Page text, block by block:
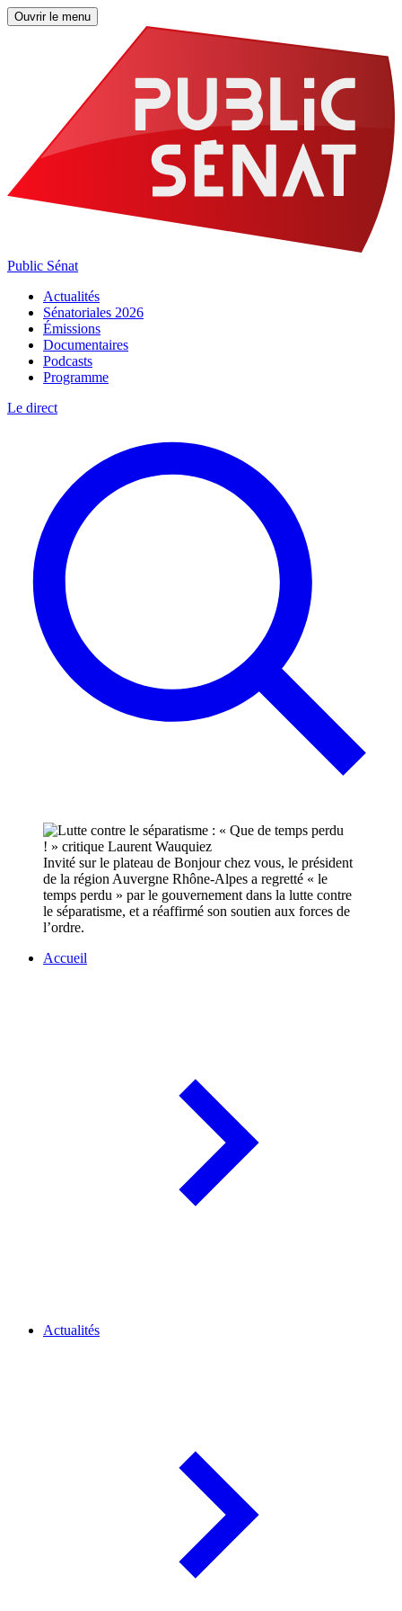
Ouvrir le menu
Public Sénat
Actualités
Sénatoriales 2026
Émissions
Documentaires
Podcasts
Programme
Le direct
Invité sur le plateau de Bonjour chez vous, le président
de la région Auvergne Rhône-Alpes a regretté « le
temps perdu » par le gouvernement dans la lutte contre
le séparatisme, et a réaffirmé son soutien aux forces de
l’ordre.
Accueil
Actualités